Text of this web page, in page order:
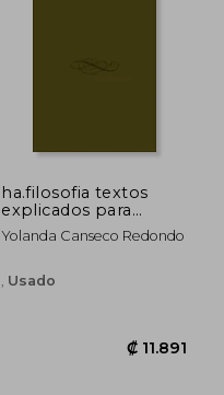
ha.filosofia textos
explicados para
bachillerato logse
Yolanda Canseco Redondo
Usado